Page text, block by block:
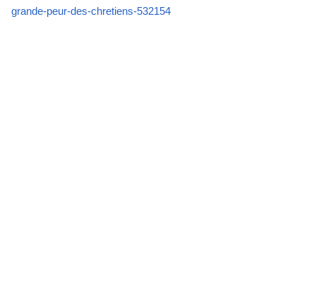
grande-peur-des-chretiens-532154